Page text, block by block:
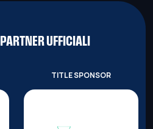
UFFICIALI
TITLE SPONSOR